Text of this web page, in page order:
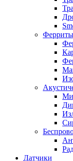
Датчики